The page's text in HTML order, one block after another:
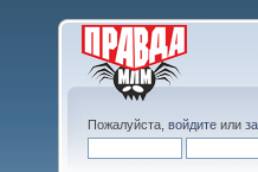
Пожалуйста, войдите или